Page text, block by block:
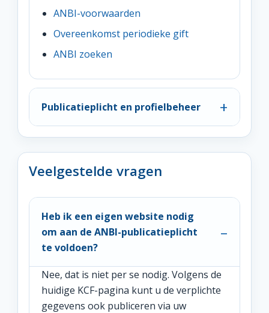
ANBI-voorwaarden
Overeenkomst periodieke gift
ANBI zoeken
Publicatieplicht en profielbeheer
Veelgestelde vragen
Heb ik een eigen website nodig
om aan de ANBI-publicatieplicht
te voldoen?
Nee, dat is niet per se nodig. Volgens de
huidige KCF-pagina kunt u de verplichte
gegevens ook publiceren via uw